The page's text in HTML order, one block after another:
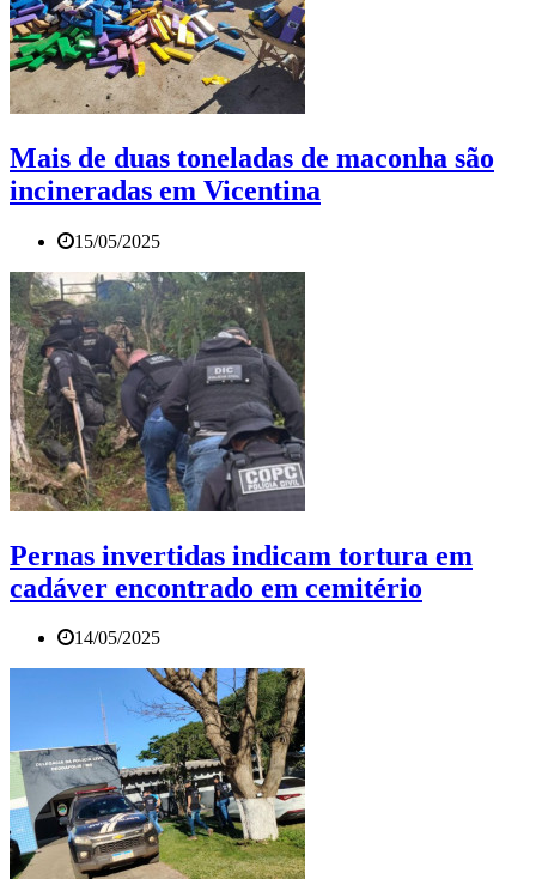
Mais de duas toneladas de maconha são
incineradas em Vicentina
15/05/2025
Pernas invertidas indicam tortura em
cadáver encontrado em cemitério
14/05/2025